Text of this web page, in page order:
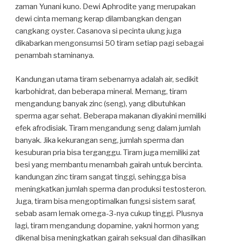
zaman Yunani kuno. Dewi Aphrodite yang merupakan
dewi cinta memang kerap dilambangkan dengan
cangkang oyster. Casanova si pecinta ulung juga
dikabarkan mengonsumsi 50 tiram setiap pagi sebagai
penambah staminanya.
Kandungan utama tiram sebenarnya adalah air, sedikit
karbohidrat, dan beberapa mineral. Memang, tiram
mengandung banyak zinc (seng), yang dibutuhkan
sperma agar sehat. Beberapa makanan diyakini memiliki
efek afrodisiak. Tiram mengandung seng dalam jumlah
banyak. Jika kekurangan seng, jumlah sperma dan
kesuburan pria bisa terganggu. Tiram juga memiliki zat
besi yang membantu menambah gairah untuk bercinta.
kandungan zinc tiram sangat tinggi, sehingga bisa
meningkatkan jumlah sperma dan produksi testosteron.
Juga, tiram bisa mengoptimalkan fungsi sistem saraf,
sebab asam lemak omega-3-nya cukup tinggi. Plusnya
lagi, tiram mengandung dopamine, yakni hormon yang
dikenal bisa meningkatkan gairah seksual dan dihasilkan